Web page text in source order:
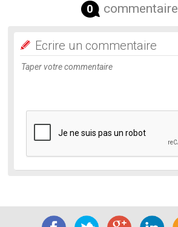
0 commentaire
Ecrire un commentaire